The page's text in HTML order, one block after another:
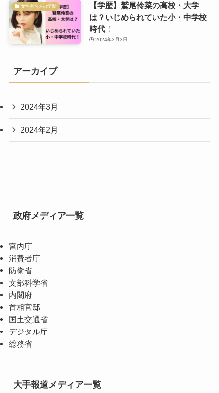
女性有名人の学歴
【学歴】鷲尾伶菜の高校・大学
は？いじめられていた小・中学校
時代！
2024年3月3日
アーカイブ
2024年3月
2024年2月
政府メディア一覧
宮内庁
消費者庁
防衛省
文部科学省
内閣府
首相官邸
国土交通省
デジタル庁
総務省
大手報道メディア一覧